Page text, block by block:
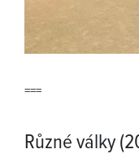
===
Různé války